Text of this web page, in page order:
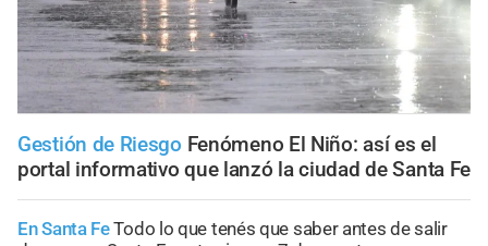
Gestión de Riesgo Fenómeno El Niño: así es el
portal informativo que lanzó la ciudad de Santa Fe
En Santa FeTodo lo que tenés que saber antes de salir